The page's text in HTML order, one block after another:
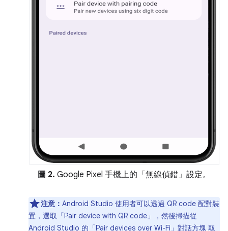
圖 2. Google Pixel 手機上的「無線偵錯」 設定。
注意： Android Studio 使用者可以透過 QR code 配對裝
置，選取「Pair device with QR code」
，然後掃描從
Android Studio 的「Pair devices over Wi-Fi」對話方塊 取